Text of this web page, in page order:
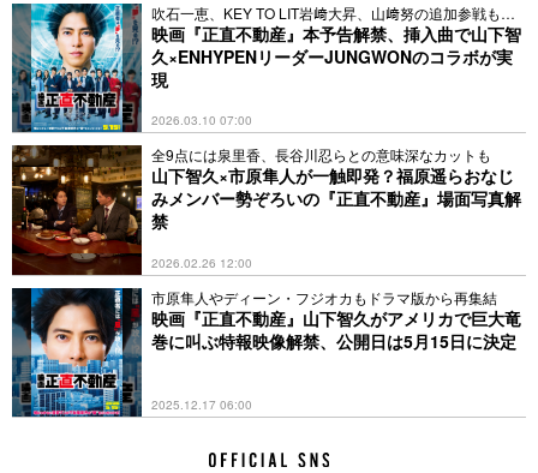
吹石一恵、KEY TO LIT岩﨑大昇、山﨑努の追加参戦も決
定
映画『正直不動産』本予告解禁、挿入曲で山下智
久×ENHYPENリーダーJUNGWONのコラボが実
現
2026.03.10 07:00
全9点には泉里香、長谷川忍らとの意味深なカットも
山下智久×市原隼人が一触即発？福原遥らおなじ
みメンバー勢ぞろいの『正直不動産』場面写真解
禁
2026.02.26 12:00
市原隼人やディーン・フジオカもドラマ版から再集結
映画『正直不動産』山下智久がアメリカで巨大竜
巻に叫ぶ特報映像解禁、公開日は5月15日に決定
2025.12.17 06:00